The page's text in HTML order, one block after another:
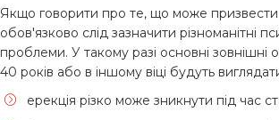
Якщо говорити про те, що може призвести
обов'язково слід зазначити різноманітні
проблеми. У такому разі основні зовнішні
40 років або в іншому віці будуть
ерекція різко може зникнути під час